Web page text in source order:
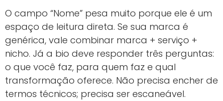
O campo “Nome” pesa muito porque ele é um
espaço de leitura direta. Se sua marca é
genérica, vale combinar marca + serviço +
nicho. Já a bio deve responder três perguntas:
o que você faz, para quem faz e qual
transformação oferece. Não precisa encher de
termos técnicos; precisa ser escaneável.